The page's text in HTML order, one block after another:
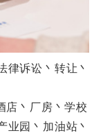
诉讼丶转让丶
丶厂房丶学校
业园丶加油站丶